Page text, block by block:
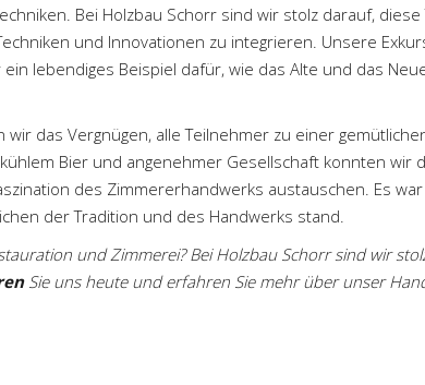
Bei Holzbau Schorr sind wir stolz darauf, diese
und Innovationen zu integrieren. Unsere
lebendiges Beispiel dafür, wie das Alte und das
das Vergnügen, alle Teilnehmer zu einer
Bier und angenehmer Gesellschaft konnten wir
des Zimmererhandwerks austauschen. Es
der Tradition und des Handwerks stand.
und Zimmerei? Bei Holzbau Schorr sind wir
Sie uns heute und erfahren Sie mehr über unser